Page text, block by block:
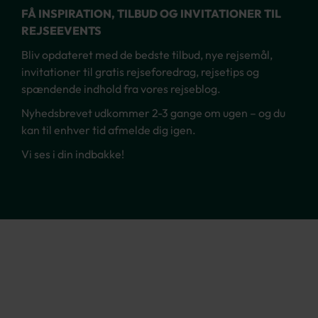
FÅ INSPIRATION, TILBUD OG INVITATIONER TIL
REJSEEVENTS
Bliv opdateret med de bedste tilbud, nye rejsemål,
invitationer til gratis rejseforedrag, rejsetips og
spændende indhold fra vores rejseblog.
Nyhedsbrevet udkommer 2-3 gange om ugen – og du
kan til enhver tid afmelde dig igen.
Vi ses i din indbakke!